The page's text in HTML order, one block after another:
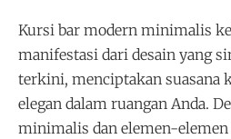
Kursi bar modern minimalis
manifestasi dari desain yang
terkini, menciptakan suasana
elegan dalam ruangan Anda.
minimalis dan elemen-